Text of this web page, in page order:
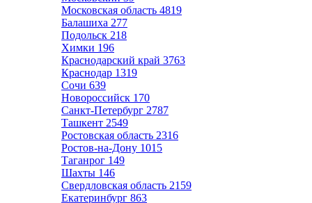
Московская область 4819
Балашиха 277
Подольск 218
Химки 196
Краснодарский край 3763
Краснодар 1319
Сочи 639
Новороссийск 170
Санкт-Петербург 2787
Ташкент 2549
Ростовская область 2316
Ростов-на-Дону 1015
Таганрог 149
Шахты 146
Свердловская область 2159
Екатеринбург 863